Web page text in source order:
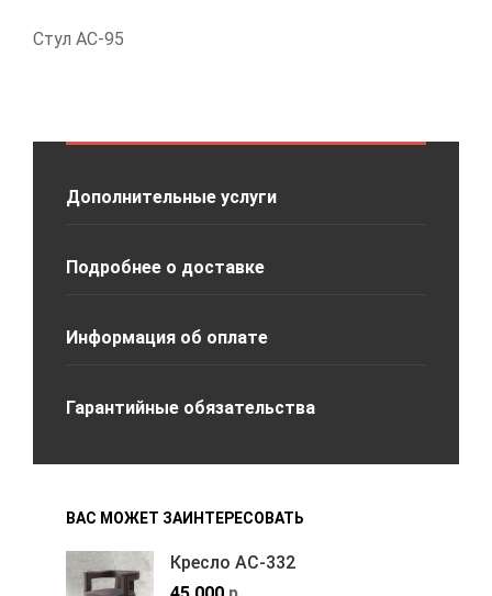
Стул АС-95
Дополнительные услуги
Подробнее о доставке
Информация об оплате
Гарантийные обязательства
ВАС МОЖЕТ ЗАИНТЕРЕСОВАТЬ
Кресло АС-332